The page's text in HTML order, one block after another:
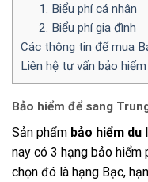
1. Biểu phí cá nhân
2. Biểu phí gia đình
Các thông tin để mua
Liên hệ tư vấn bảo hiểm
Bảo hiểm để sang
Sản phẩm bảo hiểm du
nay có 3 hạng bảo hiểm
chọn đó là hạng Bạc,